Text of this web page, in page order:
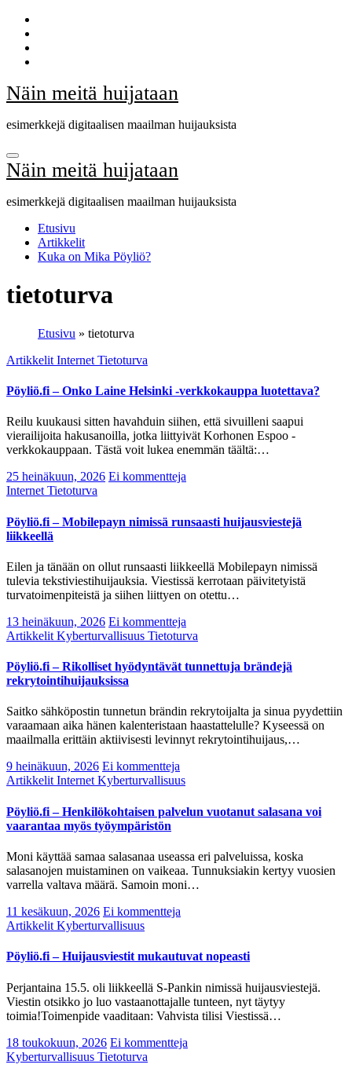
Skip
content
Näin meitä huijataan
esimerkkejä digitaalisen maailman huijauksista
Näin meitä huijataan
esimerkkejä digitaalisen maailman huijauksista
Etusivu
Artikkelit
Kuka on Mika Pöyliö?
tietoturva
Etusivu » tietoturva
Artikkelit Internet Tietoturva
Pöyliö.fi – Onko Laine Helsinki -verkkokauppa luotettava?
Reilu kuukausi sitten havahduin siihen, että sivuilleni saapui
vierailijoita hakusanoilla, jotka liittyivät Korhonen Espoo -
verkkokauppaan. Tästä voit lukea enemmän täältä:…
25 heinäkuun, 2026 Ei kommentteja
InternetTietoturva
Pöyliö.fi – Mobilepayn nimissä runsaasti huijausviestejä
liikkeellä
Eilen ja tänään on ollut runsaasti liikkeellä Mobilepayn nimissä
tulevia tekstiviestihuijauksia. Viestissä kerrotaan päivitetyistä
turvatoimenpiteistä ja siihen liittyen on otettu…
13 heinäkuun, 2026 Ei kommentteja
Artikkelit Kyberturvallisuus Tietoturva
Pöyliö.fi – Rikolliset hyödyntävät tunnettuja brändejä
rekrytointihuijauksissa
Saitko sähköpostin tunnetun brändin rekrytoijalta ja sinua pyydettiin
varaamaan aika hänen kalenteristaan haastattelulle? Kyseessä on
maailmalla erittäin aktiivisesti levinnyt rekrytointihuijaus,…
9 heinäkuun, 2026 Ei kommentteja
ArtikkelitInternetKyberturvallisuus
Pöyliö.fi – Henkilökohtaisen palvelun vuotanut salasana voi
vaarantaa myös työympäristön
Moni käyttää samaa salasanaa useassa eri palveluissa, koska
salasanojen muistaminen on vaikeaa. Tunnuksiakin kertyy vuosien
varrella valtava määrä. Samoin moni…
11 kesäkuun, 2026 Ei kommentteja
Artikkelit Kyberturvallisuus
Pöyliö.fi – Huijausviestit mukautuvat nopeasti
Perjantaina 15.5. oli liikkeellä S-Pankin nimissä huijausviestejä.
Viestin otsikko jo luo vastaanottajalle tunteen, nyt täytyy
toimia!Toimenpide vaaditaan: Vahvista tilisi Viestissä…
18 toukokuun, 2026 Ei kommentteja
Kyberturvallisuus Tietoturva